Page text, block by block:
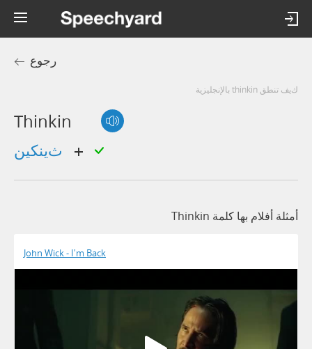
رجوع
كيف تنطق thinkin بالإنجليزية
Thinkin
أمثلة أفلام بها كلمة Thinkin
John Wick - I'm Back